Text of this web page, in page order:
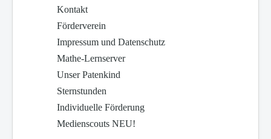
Kontakt
Förderverein
Impressum und Datenschutz
Mathe-Lernserver
Unser Patenkind
Sternstunden
Individuelle Förderung
Medienscouts NEU!